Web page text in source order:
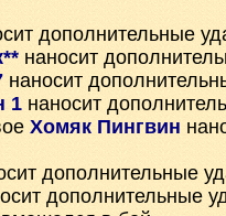
дополнительные
наносит
наносит
1 наносит
Хомяк Пингвин
дополнительные
дополнительные